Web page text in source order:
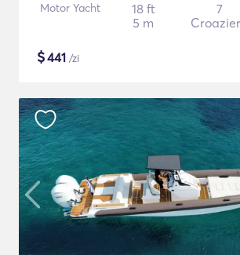
Motor Yacht
18 ft
5 m
7
$441 /zi